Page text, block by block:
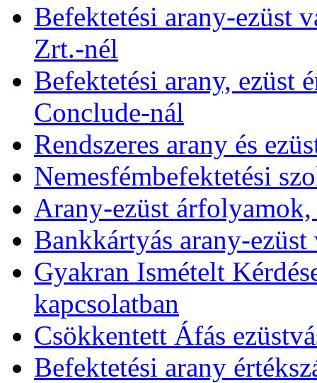
Befektetési arany-ezüst
Zrt.-nél
Befektetési arany, ezüst
Conclude-nál
Rendszeres arany és
Nemesfémbefektetési
Arany-ezüst
Bankkártyás arany-
Gyakran Ismételt
kapcsolatban
Csökkentett Áfás
Befektetési arany